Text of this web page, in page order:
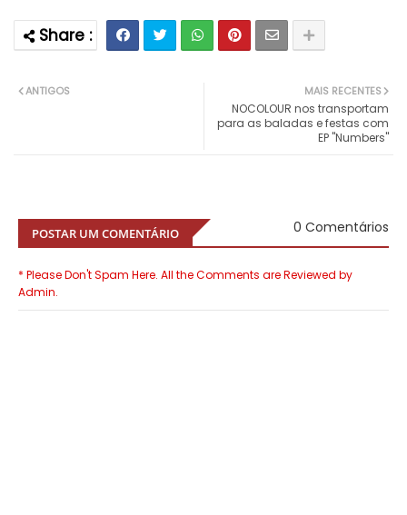
MAIS RECENTES
NOCOLOUR nos transportam
para as baladas e festas com
EP "Numbers"
ANTIGOS
POSTAR UM COMENTÁRIO 0 Comentários
* Please Don't Spam Here. All the Comments are Reviewed by
Admin.